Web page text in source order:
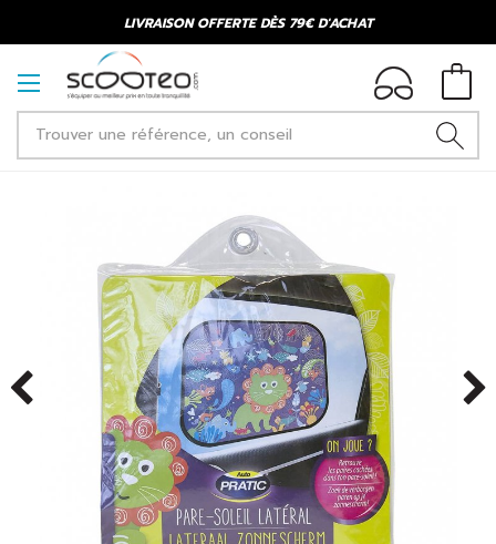
LIVRAISON OFFERTE DÈS 79€ D'ACHAT